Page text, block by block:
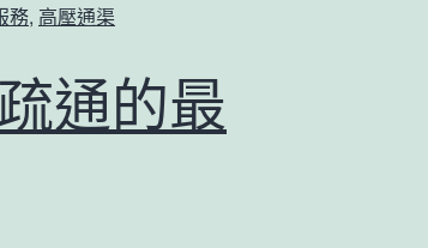
台
承
務, 高壓通渠
通的最